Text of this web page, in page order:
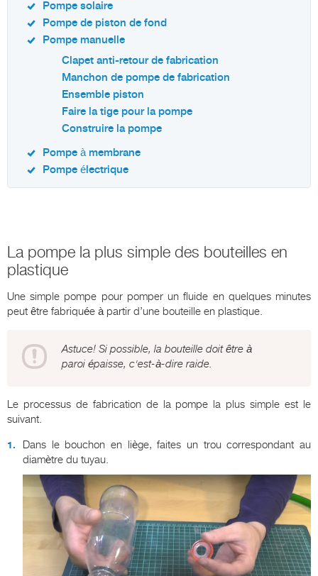
Pompe solaire
Pompe de piston de fond
Pompe manuelle
Clapet anti-retour de fabrication
Manchon de pompe de fabrication
Ensemble piston
Faire la tige pour la pompe
Construire la pompe
Pompe à membrane
Pompe électrique
La pompe la plus simple des bouteilles en
plastique
Une simple pompe pour pomper un fluide en quelques minutes
peut être fabriquée à partir d’une bouteille en plastique.
Astuce! Si possible, la bouteille doit être à
paroi épaisse, c'est-à-dire raide.
Le processus de fabrication de la pompe la plus simple est le
suivant.
Dans le bouchon en liège, faites un trou correspondant au
diamètre du tuyau.